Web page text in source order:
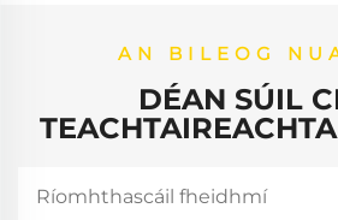
AN BILEOG
DÉAN SÚIL